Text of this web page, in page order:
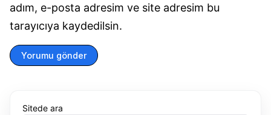
adım, e-posta adresim ve site adresim bu
tarayıcıya kaydedilsin.
Yorumu gönder
Sitede ara